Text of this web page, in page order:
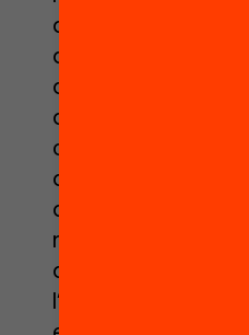
de l’estiu sempre
aquest curs
de reconnectar
apresos”, medita
centre, “el repte
aquells alumnes
aconseguit
mesos i no els
acompanyar”.
l’escola de cara